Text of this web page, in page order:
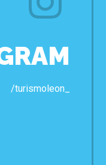
/turismoleon_